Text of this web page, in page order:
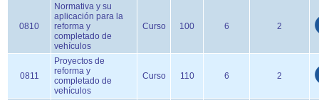
0810
Normativa y su
aplicación para la
reforma y
completado de
vehículos
Curso 100 6 2
0811
Proyectos de
reforma y
completado de
vehículos
Curso 110 6 2